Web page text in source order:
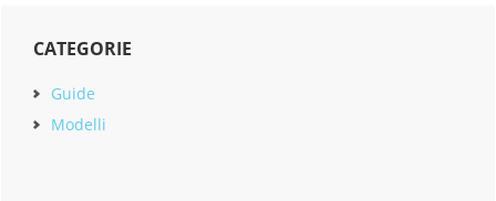
Primary
Sidebar
CATEGORIE
Guide
Modelli